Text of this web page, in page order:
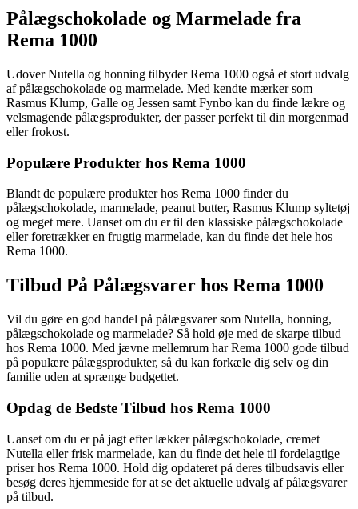
Pålægschokolade og Marmelade fra
Rema 1000
Udover Nutella og honning tilbyder Rema 1000 også et stort udvalg
af pålægschokolade og marmelade. Med kendte mærker som
Rasmus Klump, Galle og Jessen samt Fynbo kan du finde lækre og
velsmagende pålægsprodukter, der passer perfekt til din morgenmad
eller frokost.
Populære Produkter hos Rema 1000
Blandt de populære produkter hos Rema 1000 finder du
pålægschokolade, marmelade, peanut butter, Rasmus Klump syltetøj
og meget mere. Uanset om du er til den klassiske pålægschokolade
eller foretrækker en frugtig marmelade, kan du finde det hele hos
Rema 1000.
Tilbud På Pålægsvarer hos Rema 1000
Vil du gøre en god handel på pålægsvarer som Nutella, honning,
pålægschokolade og marmelade? Så hold øje med de skarpe tilbud
hos Rema 1000. Med jævne mellemrum har Rema 1000 gode tilbud
på populære pålægsprodukter, så du kan forkæle dig selv og din
familie uden at sprænge budgettet.
Opdag de Bedste Tilbud hos Rema 1000
Uanset om du er på jagt efter lækker pålægschokolade, cremet
Nutella eller frisk marmelade, kan du finde det hele til fordelagtige
priser hos Rema 1000. Hold dig opdateret på deres tilbudsavis eller
besøg deres hjemmeside for at se det aktuelle udvalg af pålægsvarer
på tilbud.